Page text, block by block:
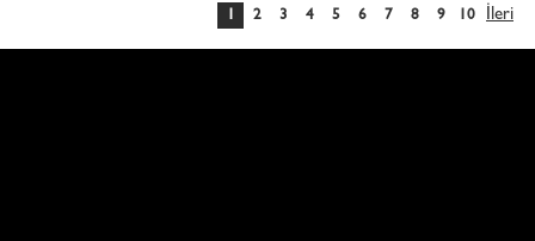
İleri
1 2 3 4 5 6 7 8 9 10